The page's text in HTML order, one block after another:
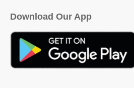
Download Our App